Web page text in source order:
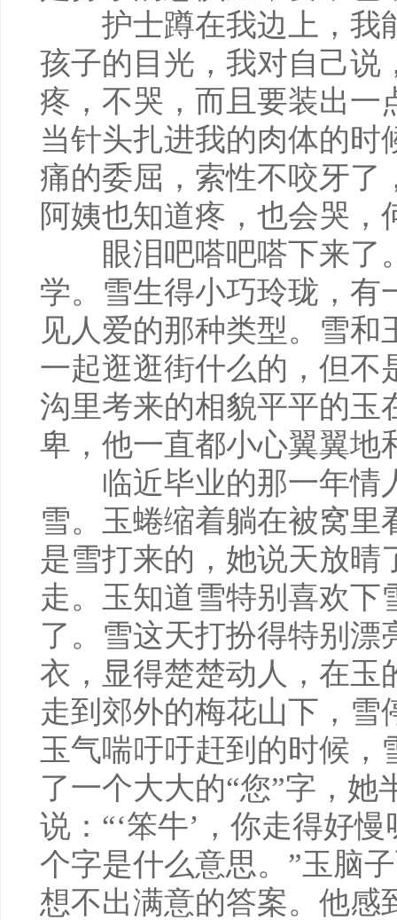
护士蹲在我边上，我
孩子的目光，我对自己说
疼，不哭，而且要装出
当针头扎进我的肉体的时
痛的委屈，索性不咬牙了
阿姨也知道疼，也会哭，
眼泪吧嗒吧嗒下来
学。雪生得小巧玲珑，有
见人爱的那种类型。雪
一起逛逛街什么的，但不
沟里考来的相貌平平的玉
卑，他一直都小心翼翼地
临近毕业的那一年情
雪。玉蜷缩着躺在被窝里
是雪打来的，她说天放晴
走。玉知道雪特别喜欢下
了。雪这天打扮得特别漂
衣，显得楚楚动人，在玉
走到郊外的梅花山下，雪
玉气喘吁吁赶到的时候，
了一个大大的“您”字，
说：“‘笨牛’，你走得好
个字是什么意思。”玉脑
想不出满意的答案。他感